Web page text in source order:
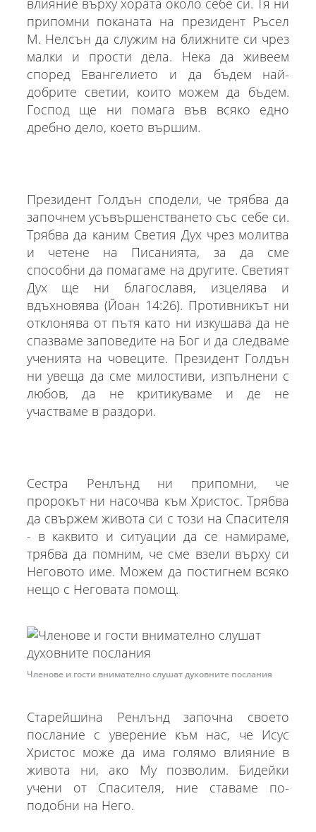
влияние върху хората около себе си. Тя ни
припомни поканата на президент Ръсел
М. Нелсън да служим на ближните си чрез
малки и прости дела. Нека да живеем
според Евангелието и да бъдем най-
добрите светии, които можем да бъдем.
Господ ще ни помага във всяко едно
дребно дело, което вършим.
Президент Голдън сподели, че трябва да
започнем усъвършенстването със себе си.
Трябва да каним Светия Дух чрез молитва
и четене на Писанията, за да сме
способни да помагаме на другите. Светият
Дух ще ни благославя, изцелява и
вдъхновява (Йоан 14:26). Противникът ни
отклонява от пътя като ни изкушава да не
спазваме заповедите на Бог и да следваме
ученията на човеците. Президент Голдън
ни увеща да сме милостиви, изпълнени с
любов, да не критикуваме и де не
участваме в раздори.
Сестра Ренлънд ни припомни, че
пророкът ни насочва към Христос. Трябва
да свържем живота си с този на Спасителя
- в каквито и ситуации да се намираме,
трябва да помним, че сме взели върху си
Неговото име. Можем да постигнем всяко
нещо с Неговата помощ.
Членове и гости внимателно слушат духовните послания
Старейшина Ренлънд започна своето
послание с уверение към нас, че Исус
Христос може да има голямо влияние в
живота ни, ако Му позволим. Бидейки
учени от Спасителя, ние ставаме по-
подобни на Него.